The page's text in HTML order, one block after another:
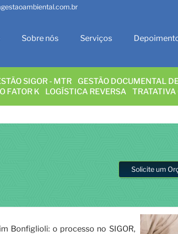
Sobre nós Serviços
SIGOR - MTR GESTÃO DOCUMENTAL
FATOR K LOGÍSTICA REVERSA TRATATIVA
Solicite um
Bonfiglioli: o processo no SIGOR,